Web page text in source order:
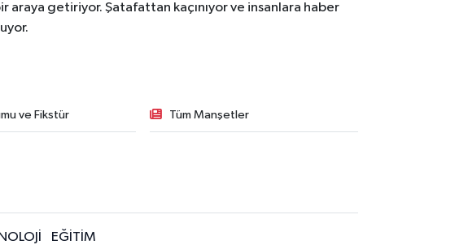
getiriyor. Şatafattan kaçınıyor ve insanlara haber
ve Fikstür Tüm Manşetler
EĞİTİM